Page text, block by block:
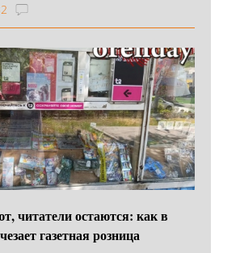
читатели остаются: как в
газетная розница